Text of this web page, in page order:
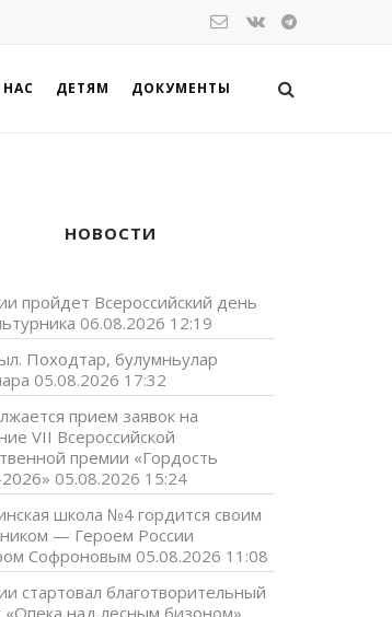
ДЕТЯМ ДОКУМЕНТЫ
НОВОСТИ
пройдет Всероссийский день
06.08.2026 12:19
Походтар, булумньулар
05.08.2026 17:32
прием заявок на
VII Всероссийской
премии «Гордость
05.08.2026 15:24
школа №4 гордится своим
— Героем России
Софроновым 05.08.2026 11:08
стартовал благотворительный
«Опека над лесным бизоном»